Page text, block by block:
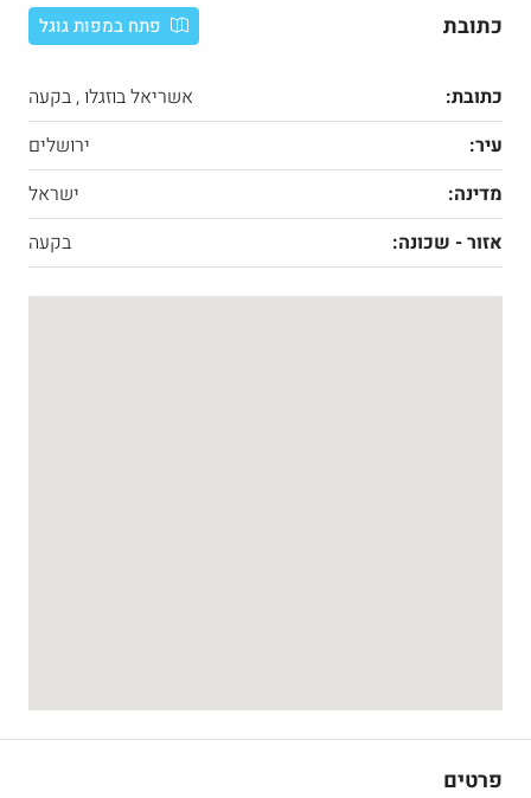
כתובת פתח במפות גוגל
כתובת:
אשריאל בוזגלו , בקעה
עיר:
ירושלים
מדינה:
ישראל
אזור - שכונה:
בקעה
פרטים